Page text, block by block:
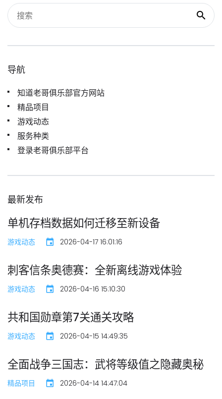
导航
知道老哥俱乐部官方网站
精品项目
游戏动态
服务种类
登录老哥俱乐部平台
最新发布
单机存档数据如何迁移至新设备
游戏动态 2026-04-17 16:01:16
刺客信条奥德赛：全新离线游戏体验
游戏动态 2026-04-16 15:10:30
共和国勋章第7关通关攻略
游戏动态 2026-04-15 14:49:35
全面战争三国志：武将等级值之隐藏奥秘
精品项目 2026-04-14 14:47:04